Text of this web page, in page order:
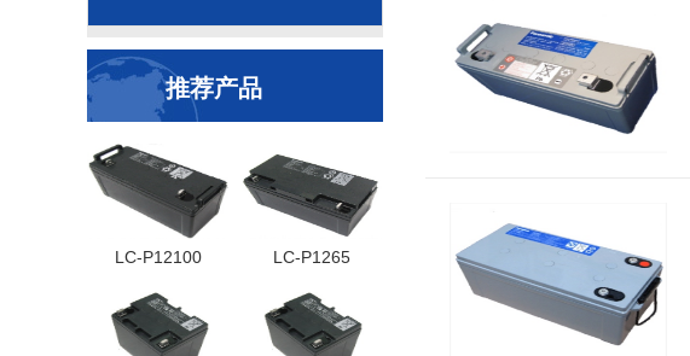
推荐产品
LC-P12100 LC-P1265